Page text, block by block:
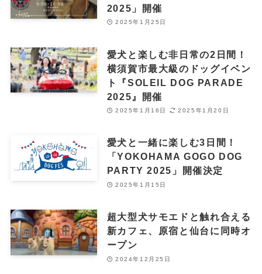
2025」開催
2025年1月25日
愛犬と楽しむ非日常の2日間！
横須賀市最大級のドッグイベン
ト『SOLEIL DOG PARADE
2025』開催
2025年1月16日 2025年1月20日
愛犬と一緒に楽しむ3日間！
「YOKOHAMA GOGO DOG
PARTY 2025」開催決定
2025年1月15日
超大型犬サモエドと触れ合える
新カフェ、原宿と仙台に同時オ
ープン
2024年12月25日